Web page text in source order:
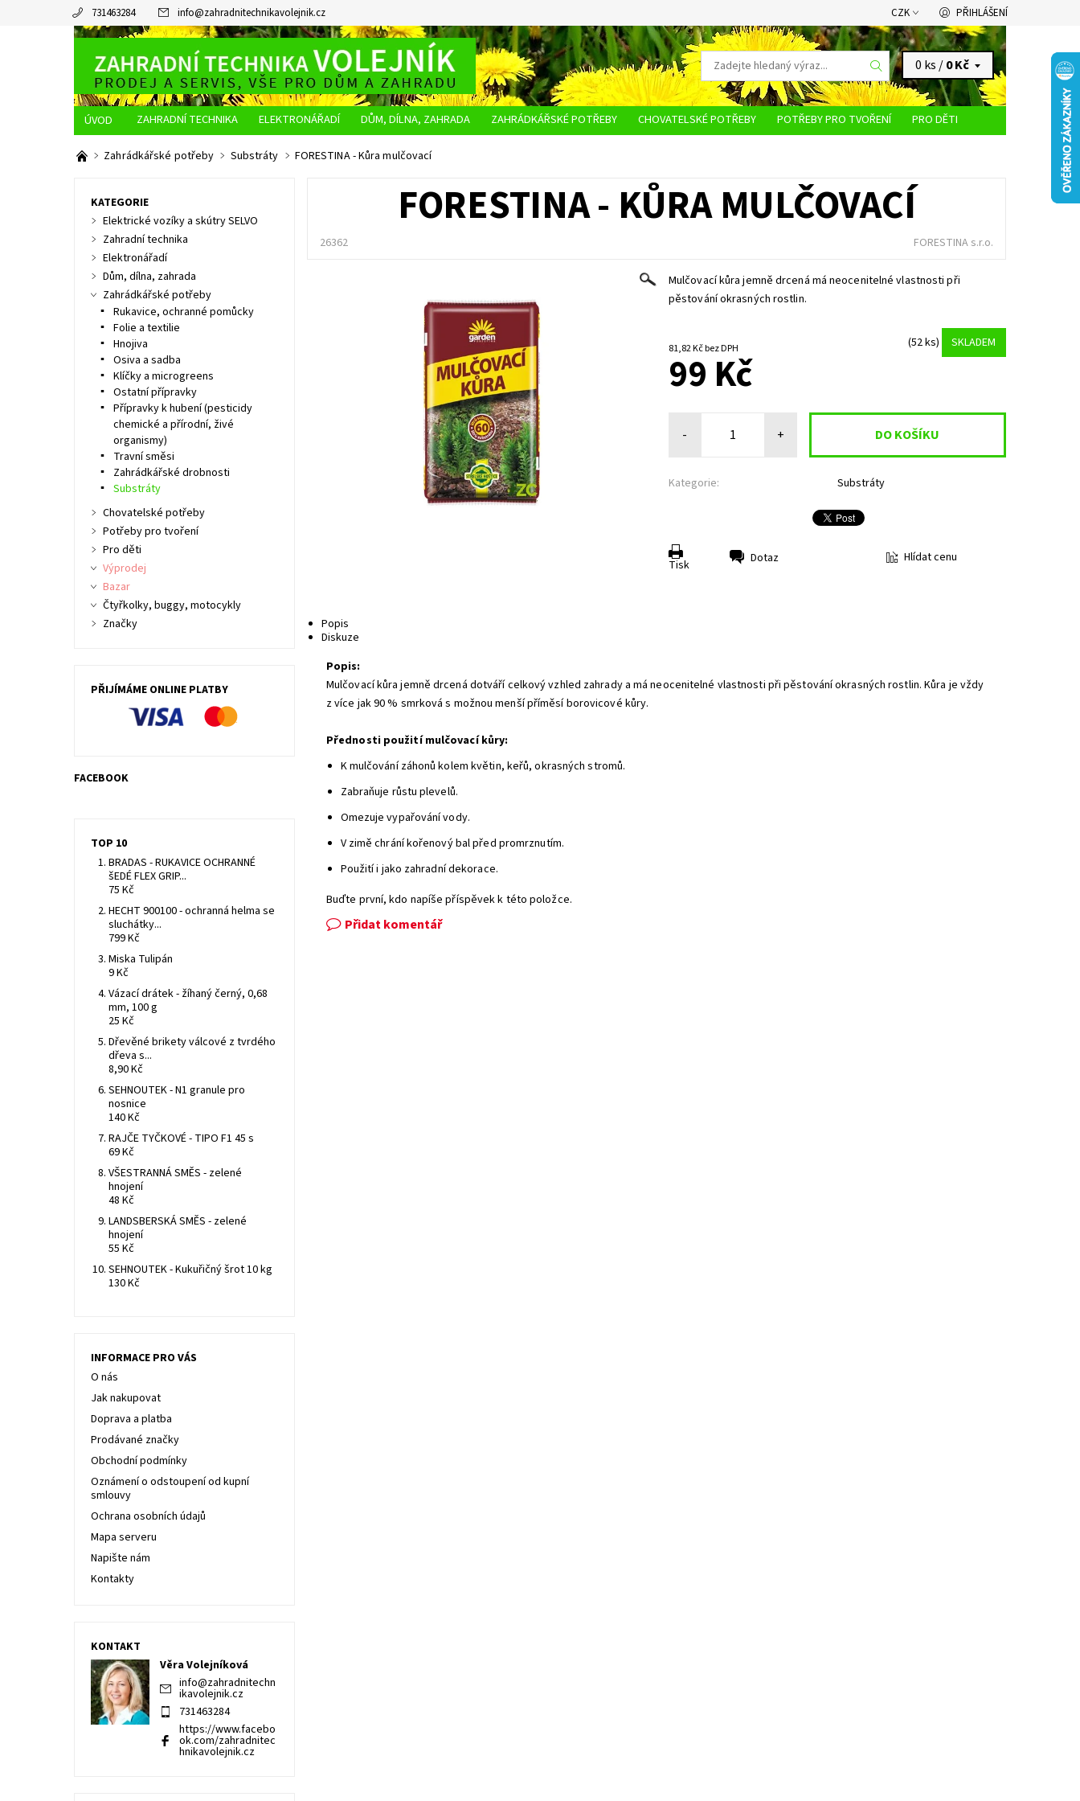
731463284 info@zahradnitechnikavolejnik.cz CZK PŘIHLÁŠENÍ
0 ks /0 Kč
ZAHRADNÍ TECHNIKA ELEKTRONÁŘADÍ DŮM, DÍLNA, ZAHRADA ZAHRÁDKÁŘSKÉ POTŘEBY CHOVATELSKÉ POTŘEBY POTŘEBY PRO TVOŘENÍ
PRO DĚTI
O NÁS
JAK NAKUPOVAT DOPRAVA A PLATBA OBCHODNÍ PODMÍNKY
Zahrádkářské potřeby Substráty FORESTINA - Kůra mulčovací
FORESTINA - KŮRA MULČOVACÍ
26362 FORESTINA s.r.o.
Mulčovací kůra jemně drcená má neocenitelné vlastnosti při
pěstování okrasných rostlin.
81,82 Kč bez DPH (52 ks) SKLADEM
99 Kč
- +
Kategorie: Substráty
Tisk Dotaz Hlídat cenu
Popis
Diskuze
Popis:
Mulčovací kůra jemně drcená dotváří celkový vzhled zahrady a má neocenitelné vlastnosti při pěstování okrasných rostlin. Kůra je vždy
z více jak 90 % smrková s možnou menší příměsí borovicové kůry.
Přednosti použití mulčovací kůry:
K mulčování záhonů kolem květin, keřů, okrasných stromů.
Zabraňuje růstu plevelů.
Omezuje vypařování vody.
V zimě chrání kořenový bal před promrznutím.
Použití i jako zahradní dekorace.
Buďte první, kdo napíše příspěvek k této položce.
Přidat komentář
KATEGORIE
Elektrické vozíky a skútry SELVO
Zahradní technika
Elektronářadí
Dům, dílna, zahrada
Zahrádkářské potřeby
Rukavice, ochranné pomůcky
Folie a textilie
Hnojiva
Osiva a sadba
Klíčky a microgreens
Ostatní přípravky
Přípravky k hubení (pesticidy
chemické a přírodní, živé
organismy)
Travní směsi
Zahrádkářské drobnosti
Substráty
Chovatelské potřeby
Potřeby pro tvoření
Pro děti
Výprodej
Bazar
Čtyřkolky, buggy, motocykly
Značky
PŘIJÍMÁME ONLINE PLATBY
FACEBOOK
TOP 10
BRADAS - RUKAVICE OCHRANNÉ
šEDÉ FLEX GRIP...
75 Kč
HECHT 900100 - ochranná helma se
sluchátky...
799 Kč
Miska Tulipán
9 Kč
Vázací drátek - žíhaný černý, 0,68
mm, 100 g
25 Kč
Dřevěné brikety válcové z tvrdého
dřeva s...
8,90 Kč
SEHNOUTEK - N1 granule pro
nosnice
140 Kč
RAJČE TYČKOVÉ - TIPO F1 45 s
69 Kč
VŠESTRANNÁ SMĚS - zelené
hnojení
48 Kč
LANDSBERSKÁ SMĚS - zelené
hnojení
55 Kč
SEHNOUTEK - Kukuřičný šrot 10 kg
130 Kč
INFORMACE PRO VÁS
O nás
Jak nakupovat
Doprava a platba
Prodávané značky
Obchodní podmínky
Oznámení o odstoupení od kupní
smlouvy
Ochrana osobních údajů
Mapa serveru
Napište nám
Kontakty
KONTAKT
Věra Volejníková
info@zahradnitechn
ikavolejnik.cz
731463284
https://www.facebo
ok.com/zahradnitec
hnikavolejnik.cz